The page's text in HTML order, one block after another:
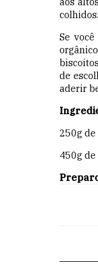
Se
de
aderir
250g
450g